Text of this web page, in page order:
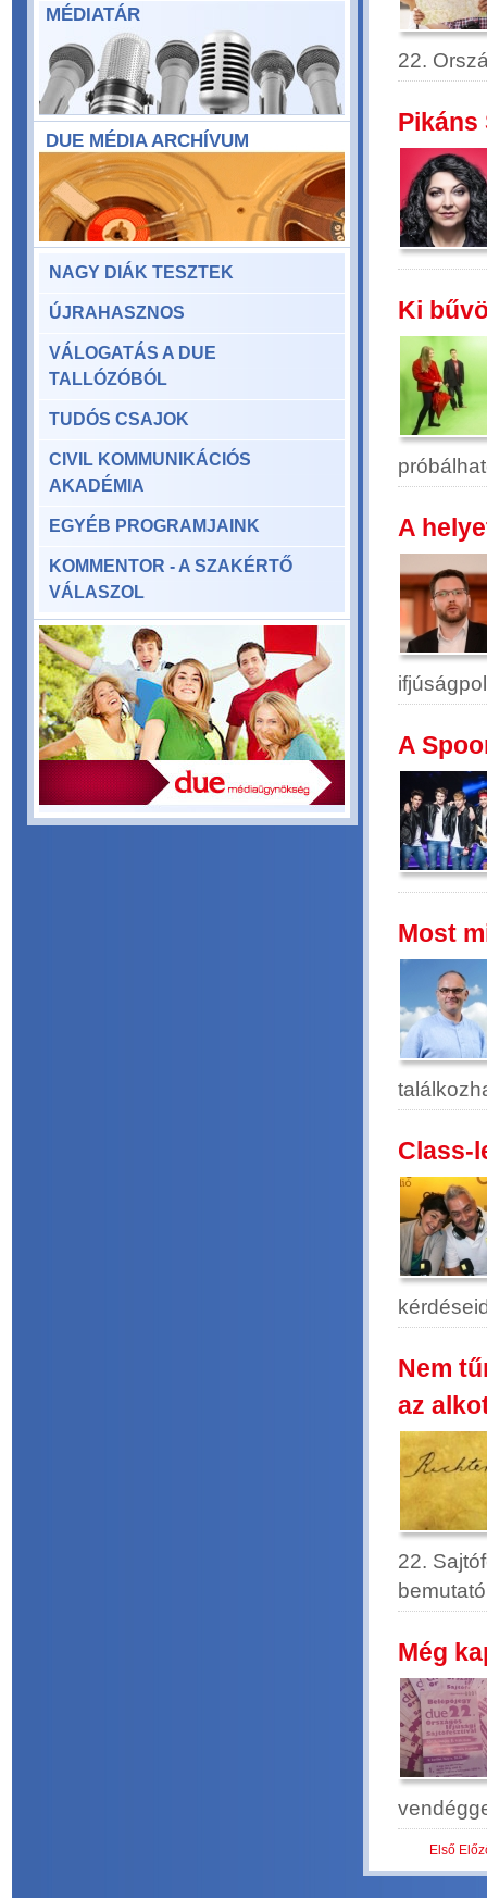
MÉDIATÁR
DUE MÉDIA ARCHÍVUM
NAGY DIÁK TESZTEK
ÚJRAHASZNOS
VÁLOGATÁS A DUE
TALLÓZÓBÓL
TUDÓS CSAJOK
CIVIL KOMMUNIKÁCIÓS
AKADÉMIA
EGYÉB PROGRAMJAINK
KOMMENTOR - A SZAKÉRTŐ
VÁLASZOL
22.
Pikáns
Ki
A
A
Most
Class-
Nem
az
22.
Még
Első